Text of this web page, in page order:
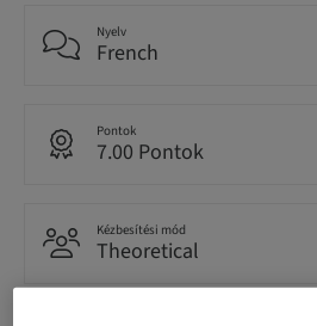
Nyelv
French
Pontok
7.00 Pontok
Kézbesítési mód
Theoretical